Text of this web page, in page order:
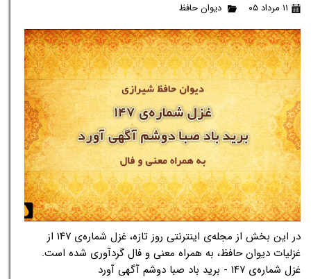
۱۱ مرداد ۰۵ دیوان حافظ
در این بخش از مجله‌ی اینترنتی روز تازه، غزل شماره‌ی ۱۴۷ از
غزلیات دیوان حافظ، به همراه معنی و فال گردآوری شده است.
غزل شماره‌ی ۱۴۷ - برید باد صبا دوشم آگهی آورد